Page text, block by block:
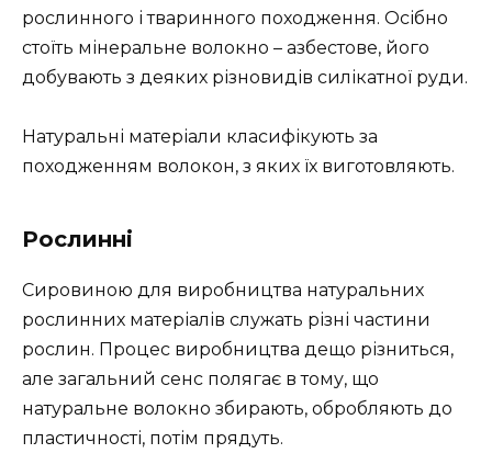
рослинного і тваринного походження. Осібно
стоїть мінеральне волокно – азбестове, його
добувають з деяких різновидів силікатної руди.
Натуральні матеріали класифікують за
походженням волокон, з яких їх виготовляють.
Рослинні
Сировиною для виробництва натуральних
рослинних матеріалів служать різні частини
рослин. Процес виробництва дещо різниться,
але загальний сенс полягає в тому, що
натуральне волокно збирають, обробляють до
пластичності, потім прядуть.